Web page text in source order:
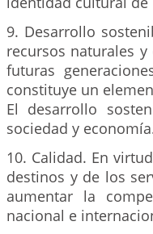
9. Desarrollo
recursos naturales
futuras
constituye un
El desarrollo
sociedad y
10. Calidad. En
destinos y de los
aumentar la
nacional e